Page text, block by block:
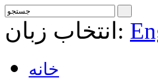
انتخاب زبان:
خانه